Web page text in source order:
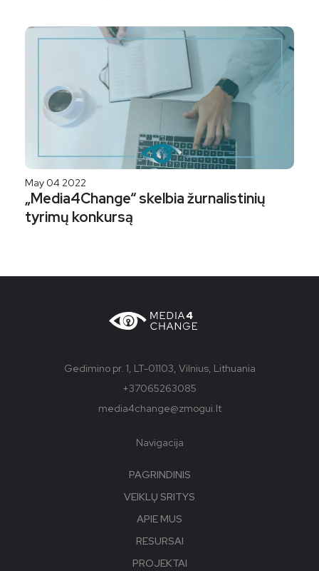
May 04 2022
„Media4Change“ skelbia žurnalistinių
tyrimų konkursą
Gedimino pr. 1, LT-01103, Vilnius, Lithuania
+37065263085
media4change@zmogui.lt
Navigacija
PAGRINDINIS
VEIKLŲ SRITYS
APIE MUS
RESURSAI
PROJEKTAI